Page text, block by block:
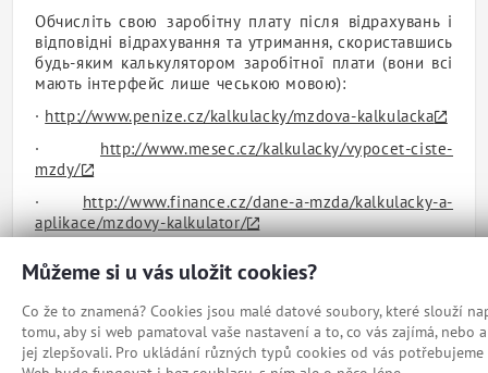
Обчисліть свою заробітну плату після відрахувань і
відповідні відрахування та утримання, скориставшись
будь-яким калькулятором заробітної плати (вони всі
мають інтерфейс лише чеською мовою):
· http://www.penize.cz/kalkulacky/mzdova-kalkulacka
· http://www.mesec.cz/kalkulacky/vypocet-ciste-
mzdy/
· http://www.finance.cz/dane-a-mzda/kalkulacky-a-
aplikace/mzdovy-kalkulator/
Můžeme si u vás uložit cookies?
Co že to znamená? Cookies jsou malé datové soubory, které slouží
tomu, aby si web pamatoval vaše nastavení a to, co vás zajímá, nebo
jej zlepšovali. Pro ukládání různých typů cookies od vás potřebujeme